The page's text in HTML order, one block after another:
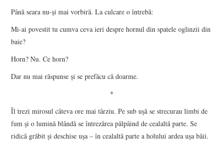
Până seara nu-şi mai vorbiră. La culcare o întrebă:
Mi-ai povestit tu cumva ceva ieri despre hornul din spatele oglinzii din
baie?
Horn? Nu. Ce horn?
Dar nu mai răspunse şi se prefăcu că doarme.
*
Îl trezi mirosul câteva ore mai târziu. Pe sub uşă se strecurau limbi de
fum şi o lumină blândă se întrezărea pâlpâind de cealaltă parte. Se
ridică grăbit şi deschise uşa – în cealaltă parte a holului ardea uşa băii.